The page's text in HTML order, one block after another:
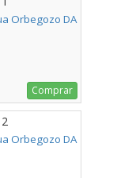
Orbegozo DA
Comprar
Orbegozo DA